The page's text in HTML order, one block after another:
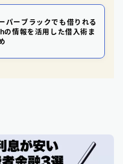
パーブラックでも借りれる
の情報を活用した借入術ま